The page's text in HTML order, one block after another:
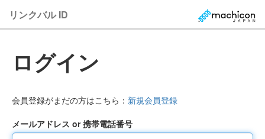
リンクバル ID
ログイン
会員登録がまだの方はこちら： 新規会員登録
メールアドレス or 携帯電話番号